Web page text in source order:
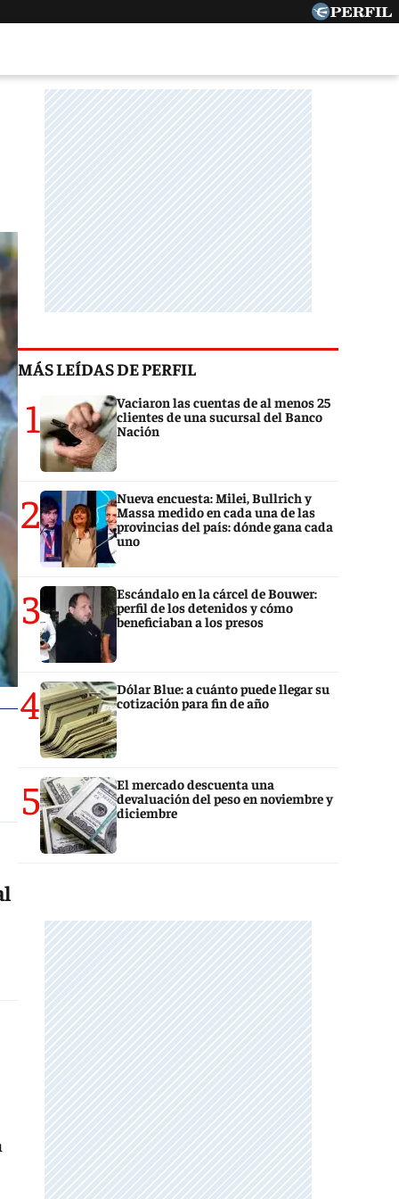
MÁS LEÍDAS DE PERFIL
1
Vaciaron las cuentas de al menos 25
clientes de una sucursal del Banco
Nación
2
Nueva encuesta: Milei, Bullrich y
Massa medido en cada una de las
provincias del país: dónde gana cada
uno
3
Escándalo en la cárcel de Bouwer:
perfil de los detenidos y cómo
beneficiaban a los presos
4
Dólar Blue: a cuánto puede llegar su
cotización para fin de año
5
El mercado descuenta una
devaluación del peso en noviembre y
diciembre